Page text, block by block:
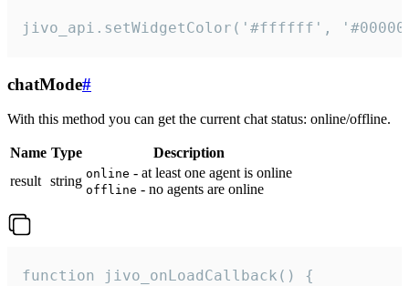
jivo_api.setWidgetColor('#ffffff',
chatMode#
With this method you can get the current chat status: online/offline.
Name Type
Description
result string online - at least one agent is online
offline - no agents are online
function jivo_onLoadCallback() {